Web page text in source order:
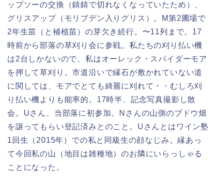
ップソーの交換（錆錆で切れなくなっていたため）、
グリスアップ（モリブデン入りグリス）。M第2圃場で
2年生苗（と補植苗）の芽欠き続行。〜11列まで。17
時前から部落の草刈り会に参戦。私たちの刈り払い機
は2台しかないので、私はオーレック・スパイダーモア
を押して草刈り。市道沿いで縁石が敷かれていない道
に関しては、モアでとても綺麗に刈れて・・むしろ刈
り払い機よりも能率的。17時半、記念写真撮影し散
会。Uさん、当部落に初参加。Nさんの山側のブドウ畑
を譲ってもらい登記済みとのこと。Uさんとはワイン塾
1回生（2015年）での私と同級生の顔なじみ。縁あっ
て今回私の山（地目は雑種地）のお隣にいらっしゃる
ことになった。